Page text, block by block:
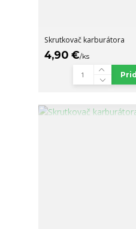
Skrutkovač karburátora
4,90 €/ks